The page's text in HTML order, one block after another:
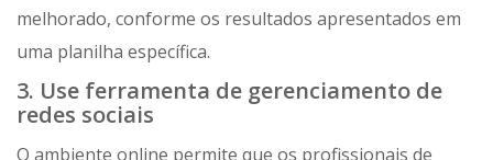
melhorado, conforme os resultados apresentados em
uma planilha específica.
3. Use ferramenta de gerenciamento de
redes sociais
O ambiente online permite que os profissionais de